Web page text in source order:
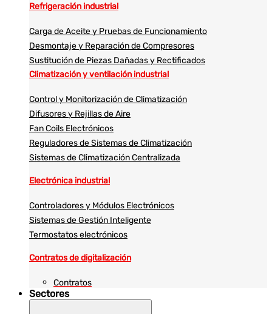
Refrigeración industrial
Carga de Aceite y Pruebas de Funcionamiento
Desmontaje y Reparación de Compresores
Sustitución de Piezas Dañadas y Rectificados
Climatización y ventilación industrial
Control y Monitorización de Climatización
Difusores y Rejillas de Aire
Fan Coils Electrónicos
Reguladores de Sistemas de Climatización
Sistemas de Climatización Centralizada
Electrónica industrial
Controladores y Módulos Electrónicos
Sistemas de Gestión Inteligente
Termostatos electrónicos
Contratos de digitalización
Contratos
Sectores